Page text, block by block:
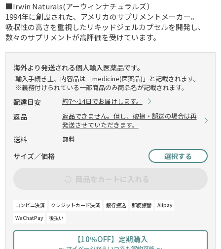
■Irwin Naturals(アーウィンナチュラルズ）
1994年に創設された、アメリカのサプリメントメーカー。
吸収性の高さを重視したリキッドジェルカプセルを開発し、
数々のサプリメントが高評価を受けています。
海外より発送される個人輸入医薬品です。
輸入手続き上、内容品は「medicine(医薬品)」と記載されます。
※義務付けられている一部商品のみ商品名が記載されます。
配達目安 約7～14日でお届けします。
返品
返品できません。但し、破損・誤送の場合は再
発送させていただきます。
送料 無料
サイズ／価格 選択する
商品をカートに入れる
コンビニ決済 クレジットカード決済 銀行振込 郵便振替
Alipay
WeChatPay
後払い
【10％OFF】定期購入